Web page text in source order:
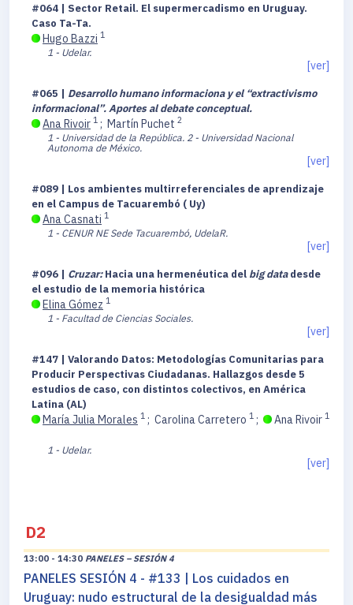
#064 | Sector Retail. El supermercadismo en Uruguay.
Caso Ta-Ta.
Hugo Bazzi 1
1 - Udelar.
[ver]
#065 | Desarrollo humano informaciona y el “extractivismo
informacional”. Aportes al debate conceptual.
Ana Rivoir 1 ; Martín Puchet 2
1 - Universidad de la República. 2 - Universidad Nacional
Autonoma de México.
[ver]
#089 | Los ambientes multirreferenciales de aprendizaje
en el Campus de Tacuarembó ( Uy)
Ana Casnati 1
1 - CENUR NE Sede Tacuarembó, UdelaR.
[ver]
#096 | Cruzar:Hacia una hermenéutica del big datadesde
el estudio de la memoria histórica
Elina Gómez 1
1 - Facultad de Ciencias Sociales.
[ver]
#147 | Valorando Datos: Metodologías Comunitarias para
Producir Perspectivas Ciudadanas. Hallazgos desde 5
estudios de caso, con distintos colectivos, en América
Latina (AL)
María Julia Morales 1 ; Carolina Carretero 1 ; Ana Rivoir 1
1 - Udelar.
[ver]
D2
13:00 - 14:30 PANELES – SESIÓN 4
PANELES SESIÓN 4 - #133 | Los cuidados en
Uruguay: nudo estructural de la desigualdad más